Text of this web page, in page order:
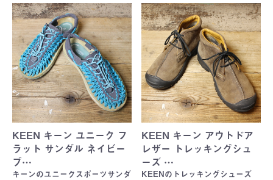
KEEN キーン ユニーク フ
ラット サンダル ネイビー
ブ…
キーンのユニークスポーツサンダ
KEEN キーン アウトドア
レザー トレッキングシュ
ーズ …
KEENのトレッキングシューズ